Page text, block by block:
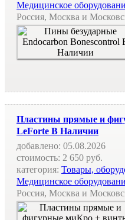
Медицинское
Россия, Москва и
Пластины прямые и
LeForte В Наличии
добавлено: 05.08.2026
стоимость: 2 650 руб.
категория: Товары,
Медицинское
Россия, Москва и